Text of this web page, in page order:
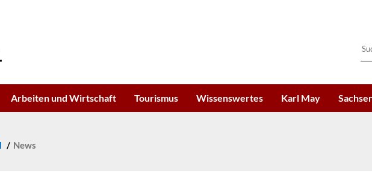
Arbeiten und Wirtschaft Tourismus Wissenswertes Karl May
News